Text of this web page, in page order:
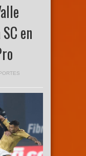
en